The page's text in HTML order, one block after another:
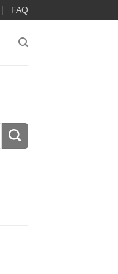
FAQ